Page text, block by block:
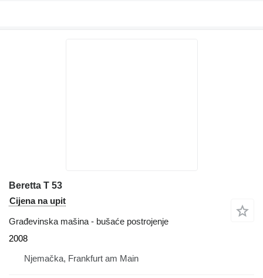
Beretta T 53
Cijena na upit
Građevinska mašina - bušaće postrojenje
2008
Njemačka, Frankfurt am Main